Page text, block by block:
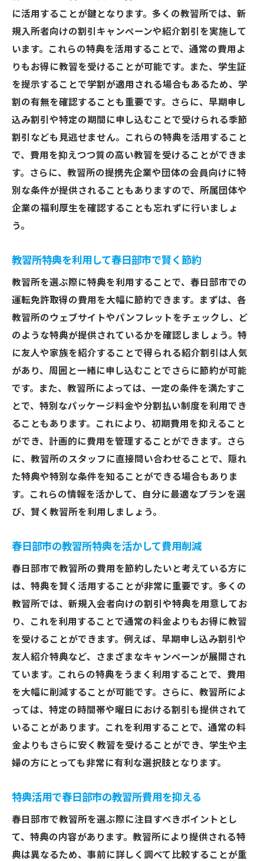
に活用することが鍵となります。多くの教習所では、新
規入所者向けの割引キャンペーンや紹介割引を実施して
います。これらの特典を活用することで、通常の費用よ
りもお得に教習を受けることが可能です。また、学生証
を提示することで学割が適用される場合もあるため、学
割の有無を確認することも重要です。さらに、早期申し
込み割引や特定の期間に申し込むことで受けられる季節
割引なども見逃せません。これらの特典を活用すること
で、費用を抑えつつ質の高い教習を受けることができま
す。さらに、教習所の提携先企業や団体の会員向けに特
別な条件が提供されることもありますので、所属団体や
企業の福利厚生を確認することも忘れずに行いましょ
う。
教習所特典を利用して春日部市で賢く節約
教習所を選ぶ際に特典を利用することで、春日部市での
運転免許取得の費用を大幅に節約できます。まずは、各
教習所のウェブサイトやパンフレットをチェックし、ど
のような特典が提供されているかを確認しましょう。特
に友人や家族を紹介することで得られる紹介割引は人気
があり、周囲と一緒に申し込むことでさらに節約が可能
です。また、教習所によっては、一定の条件を満たすこ
とで、特別なパッケージ料金や分割払い制度を利用でき
ることもあります。これにより、初期費用を抑えること
ができ、計画的に費用を管理することができます。さら
に、教習所のスタッフに直接問い合わせることで、隠れ
た特典や特別な条件を知ることができる場合もありま
す。これらの情報を活かして、自分に最適なプランを選
び、賢く教習所を利用しましょう。
春日部市の教習所特典を活かして費用削減
春日部市で教習所の費用を節約したいと考えている方に
は、特典を賢く活用することが非常に重要です。多くの
教習所では、新規入会者向けの割引や特典を用意してお
り、これを利用することで通常の料金よりもお得に教習
を受けることができます。例えば、早期申し込み割引や
友人紹介特典など、さまざまなキャンペーンが展開され
ています。これらの特典をうまく利用することで、費用
を大幅に削減することが可能です。さらに、教習所によ
っては、特定の時間帯や曜日における割引も提供されて
いることがあります。これを利用することで、通常の料
金よりもさらに安く教習を受けることができ、学生や主
婦の方にとっても非常に有利な選択肢となります。
特典活用で春日部市の教習所費用を抑える
春日部市で教習所を選ぶ際に注目すべきポイントとし
て、特典の内容があります。教習所により提供される特
典は異なるため、事前に詳しく調べて比較することが重